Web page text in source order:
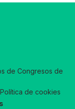
de Congresos de
Política de cookies